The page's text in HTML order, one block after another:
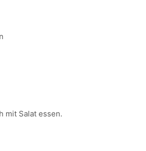
mit Salat essen.